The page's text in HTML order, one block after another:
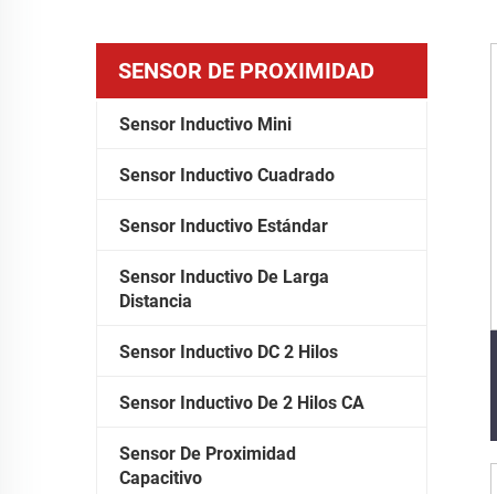
SENSOR DE PROXIMIDAD
Sensor Inductivo Mini
Sensor Inductivo Cuadrado
Sensor Inductivo Estándar
Sensor Inductivo De Larga
Distancia
Sensor Inductivo DC 2 Hilos
Sensor Inductivo De 2 Hilos CA
Sensor De Proximidad
Capacitivo